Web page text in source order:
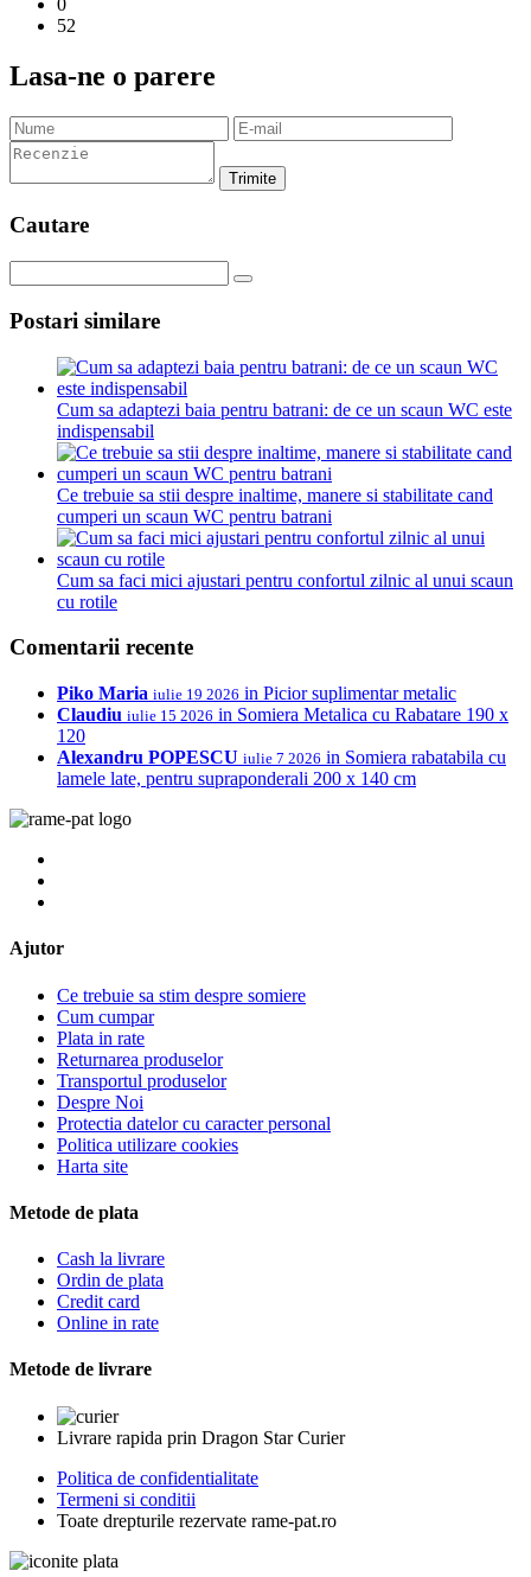
0
52
Lasa-ne o parere
Trimite
Cautare
Postari similare
Cum sa adaptezi baia pentru batrani: de ce un scaun WC este
indispensabil
Ce trebuie sa stii despre inaltime, manere si stabilitate cand
cumperi un scaun WC pentru batrani
Cum sa faci mici ajustari pentru confortul zilnic al unui scaun
cu rotile
Comentarii recente
Piko Maria iulie 19 2026 in Picior suplimentar metalic
Claudiu iulie 15 2026 in Somiera Metalica cu Rabatare 190 x
120
Alexandru POPESCU iulie 7 2026 in Somiera rabatabila cu
lamele late, pentru supraponderali 200 x 140 cm
Ajutor
Ce trebuie sa stim despre somiere
Cum cumpar
Plata in rate
Returnarea produselor
Transportul produselor
Despre Noi
Protectia datelor cu caracter personal
Politica utilizare cookies
Harta site
Metode de plata
Cash la livrare
Ordin de plata
Credit card
Online in rate
Metode de livrare
Livrare rapida prin Dragon Star Curier
Politica de confidentialitate
Termeni si conditii
Toate drepturile rezervate rame-pat.ro